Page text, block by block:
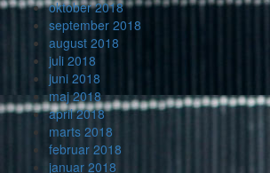
oktober 2018
september 2018
august 2018
juli 2018
juni 2018
maj 2018
april 2018
marts 2018
februar 2018
januar 2018